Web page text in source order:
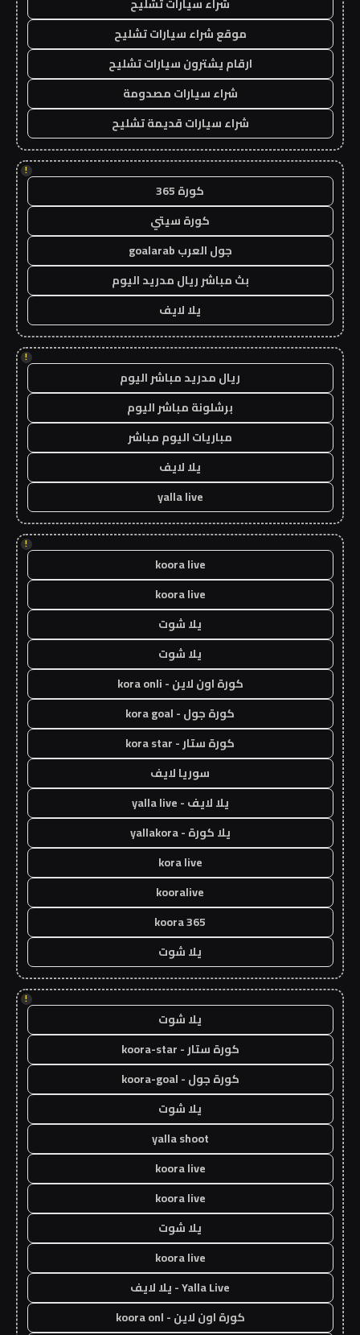
موقع شراء سيارات تشليح
ارقام يشترون سيارات تشليح
شراء سيارات مصدومة
شراء سيارات قديمة تشليح
!
كورة 365
كورة سيتي
جول العرب goalarab
بث مباشر ريال مدريد اليوم
يلا لايف
!
ريال مدريد مباشر اليوم
برشلونة مباشر اليوم
مباريات اليوم مباشر
يلا لايف
yalla live
!
koora live
koora live
يلا شوت
يلا شوت
كورة اون لاين - kora onli
كورة جول - kora goal
كورة ستار - kora star
سوريا لايف
يلا لايف - yalla live
يلا كورة - yallakora
kora live
kooralive
koora 365
يلا شوت
!
يلا شوت
كورة ستار - koora-star
كورة جول - koora-goal
يلا شوت
yalla shoot
koora live
koora live
يلا شوت
koora live
Yalla Live - يلا لايف
كورة اون لاين - koora onl